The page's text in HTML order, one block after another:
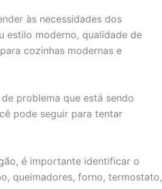
às necessidades dos
estilo moderno, qualidade de
cozinhas modernas e
problema que está sendo
pode seguir para tentar
é importante identificar o
queimadores, forno, termostato,